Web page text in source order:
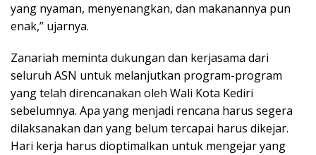
yang nyaman, menyenangkan, dan makanannya pun
enak,” ujarnya.
Zanariah meminta dukungan dan kerjasama dari
seluruh ASN untuk melanjutkan program-program
yang telah direncanakan oleh Wali Kota Kediri
sebelumnya. Apa yang menjadi rencana harus segera
dilaksanakan dan yang belum tercapai harus dikejar.
Hari kerja harus dioptimalkan untuk mengejar yang